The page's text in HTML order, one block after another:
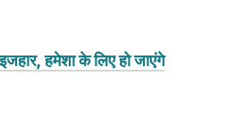
हमेशा के लिए हो जाएंगे